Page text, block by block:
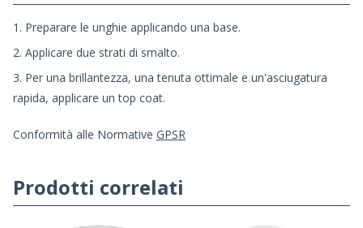
1. Preparare le unghie applicando una base.
2. Applicare due strati di smalto.
3. Per una brillantezza, una tenuta ottimale e un'asciugatura
rapida, applicare un top coat.
Conformità alle Normative GPSR
Prodotti correlati